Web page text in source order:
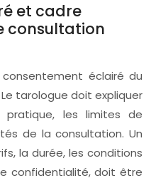
et cadre
consultation
éclairé du
tarologue doit expliquer
les limites de
de la consultation. Un
la durée, les conditions
confidentialité, doit être